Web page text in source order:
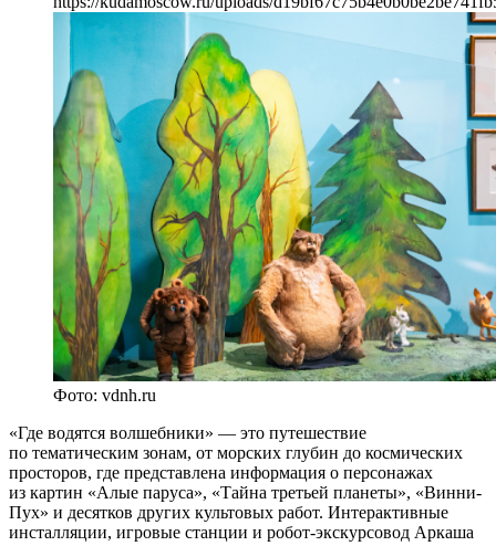
Фото: vdnh.ru
«Где водятся волшебники» — это путешествие
по тематическим зонам, от морских глубин до космических
просторов, где представлена информация о персонажах
из картин «Алые паруса», «Тайна третьей планеты», «Винни-
Пух» и десятков других культовых работ. Интерактивные
инсталляции, игровые станции и робот-экскурсовод Аркаша